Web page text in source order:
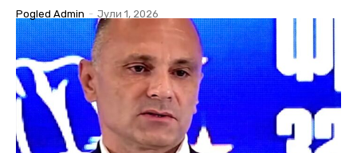
Pogled Admin - Јули 1, 2026